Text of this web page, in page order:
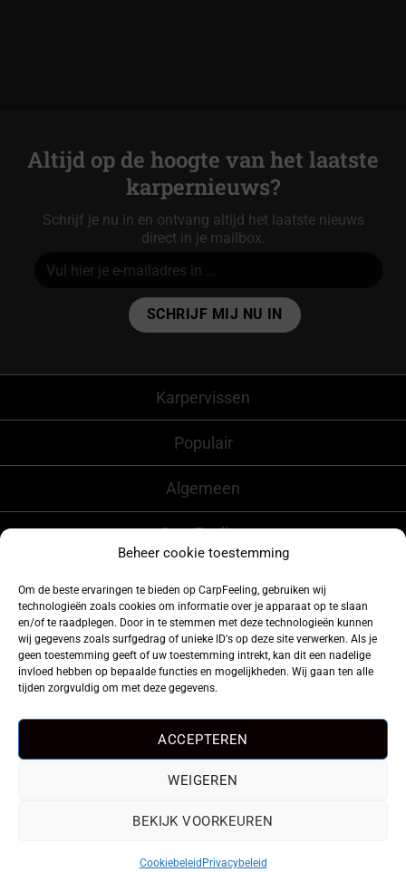
Beheer cookie toestemming
Om de beste ervaringen te bieden op CarpFeeling, gebruiken wij
technologieën zoals cookies om informatie over je apparaat op te slaan
en/of te raadplegen. Door in te stemmen met deze technologieën kunnen
wij gegevens zoals surfgedrag of unieke ID's op deze site verwerken. Als je
geen toestemming geeft of uw toestemming intrekt, kan dit een nadelige
invloed hebben op bepaalde functies en mogelijkheden. Wij gaan ten alle
tijden zorgvuldig om met deze gegevens.
ACCEPTEREN
WEIGEREN
BEKIJK VOORKEUREN
Cookiebeleid Privacybeleid
Altijd op de hoogte van het laatste
karpernieuws?
Schrijf je nu in en ontvang altijd het laatste nieuws
direct in je mailbox.
Karpervissen
Populair
Algemeen
CarpFeeling
Volg ons ook op
|Privacy Policy| Webdesign: